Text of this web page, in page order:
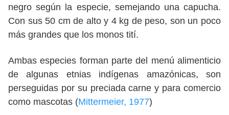
negro según la especie, semejando una capucha.
Con sus 50 cm de alto y 4 kg de peso, son un poco
más grandes que los monos tití.
Ambas especies forman parte del menú alimenticio
de algunas etnias indígenas amazónicas, son
perseguidas por su preciada carne y para comercio
como mascotas (Mittermeier, 1977)